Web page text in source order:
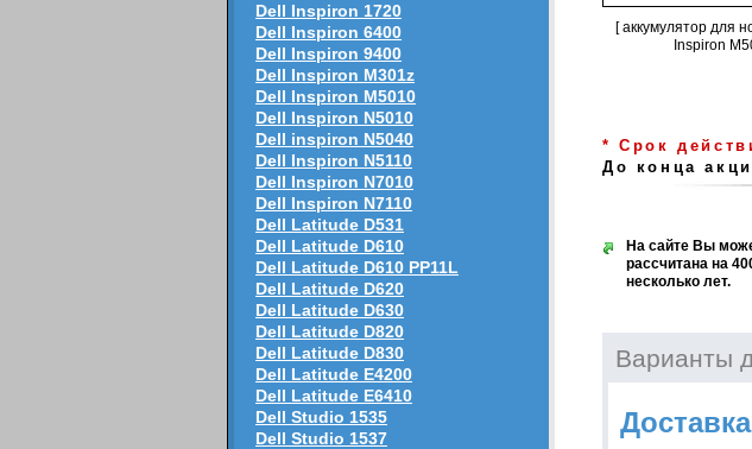
Dell Inspiron 1720
Dell Inspiron 6400
Dell Inspiron 9400
Dell Inspiron M301z
Dell Inspiron M5010
Dell Inspiron N5010
Dell inspiron N5040
Dell Inspiron N5110
Dell Inspiron N7010
Dell Inspiron N7110
Dell Latitude D531
Dell Latitude D610
Dell Latitude D610 PP11L
Dell Latitude D620
Dell Latitude D630
Dell Latitude D820
Dell Latitude D830
Dell Latitude E4200
Dell Latitude E6410
Dell Studio 1535
Dell Studio 1537
[ аккумулятор для
Inspiron
* Срок
До конца
На сайте Вы
рассчитана на
несколько лет.
Варианты